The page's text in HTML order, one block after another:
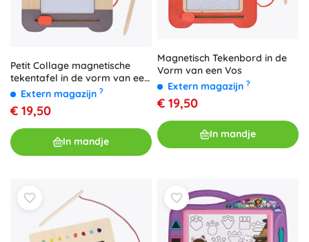
Petit Collage magnetische
tekentafel in de vorm van een
panda
Extern magazijn ?
€ 19,50
In mandje
Magnetisch Tekenbord in de
Vorm van een Vos
Extern magazijn ?
€ 19,50
In mandje